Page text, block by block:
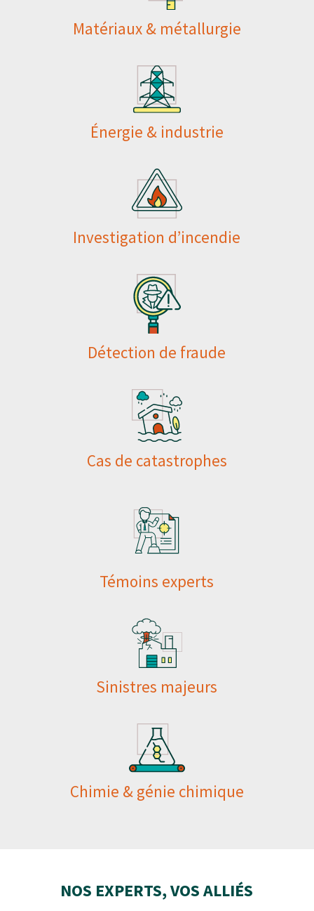
Matériaux & métallurgie
Énergie & industrie
Investigation d’incendie
Détection de fraude
Cas de catastrophes
Témoins experts
Sinistres majeurs
Chimie & génie chimique
NOS EXPERTS, VOS ALLIÉS